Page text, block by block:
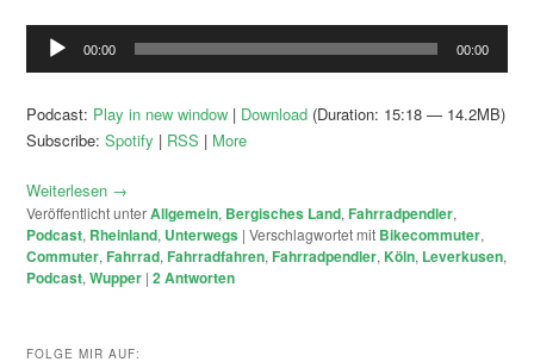
Audio-
Player
00:00 00:00
Podcast: Play in new window | Download (Duration: 15:18 — 14.2MB)
Subscribe:Spotify | RSS | More
Weiterlesen →
Veröffentlicht unterAllgemein, Bergisches Land,Fahrradpendler,
Podcast, Rheinland, Unterwegs |Verschlagwortet mit Bikecommuter,
Commuter,Fahrrad,Fahrradfahren,Fahrradpendler,Köln, Leverkusen,
Podcast,Wupper |2Antworten
FOLGE MIR AUF: